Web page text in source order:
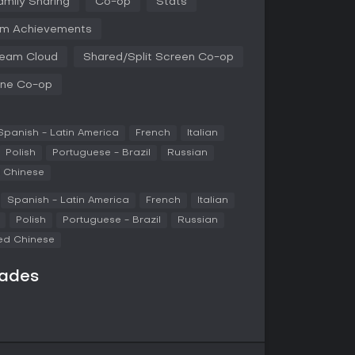
quest that requires skilled synchronization with
collectibles, uncover secrets, and experience
you and your companion embark on an
solving will be the key to your success.
be equipped with a special gadget to help in
Achievements
Cloud Shared/Split Screen Co-op
Co-op
- Latin America French Italian
Polish Portuguese - Brazil Russian
Chinese
Spanish - Latin America French Italian
Polish Portuguese - Brazil Russian
Chinese